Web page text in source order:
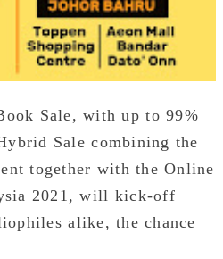
Sale, with up to 99%
Sale combining the
together with the Online
2021, will kick-off
alike, the chance